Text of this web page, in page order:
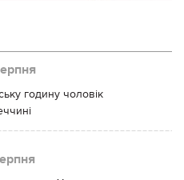
годину чоловік